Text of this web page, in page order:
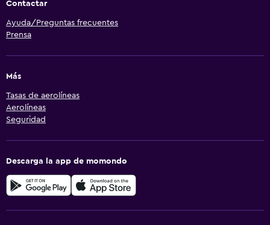
Contactar
Ayuda/Preguntas frecuentes
Prensa
Más
Tasas de aerolíneas
Aerolíneas
Seguridad
Descarga la app de momondo